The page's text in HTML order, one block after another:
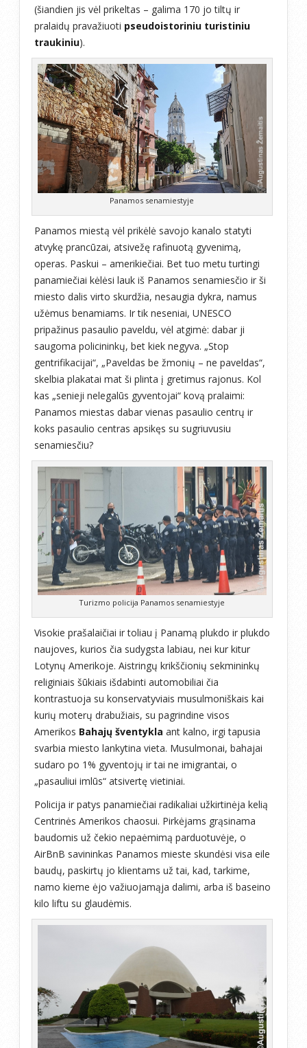
(šiandien jis vėl prikeltas – galima 170 jo tiltų ir
pralaidų pravažiuoti pseudoistoriniu turistiniu
traukiniu).
Panamos senamiestyje
Panamos miestą vėl prikėlė savojo kanalo statyti
atvykę prancūzai, atsivežę rafinuotą gyvenimą,
operas. Paskui – amerikiečiai. Bet tuo metu turtingi
panamiečiai kėlėsi lauk iš Panamos senamiesčio ir ši
miesto dalis virto skurdžia, nesaugia dykra, namus
užėmus benamiams. Ir tik neseniai, UNESCO
pripažinus pasaulio paveldu, vėl atgimė: dabar ji
saugoma policininkų, bet kiek negyva. „Stop
gentrifikacijai“, „Paveldas be žmonių – ne paveldas“,
skelbia plakatai mat ši plinta į gretimus rajonus. Kol
kas „senieji nelegalūs gyventojai“ kovą pralaimi:
Panamos miestas dabar vienas pasaulio centrų ir
koks pasaulio centras apsikęs su sugriuvusiu
senamiesčiu?
Turizmo policija Panamos senamiestyje
Visokie prašalaičiai ir toliau į Panamą plukdo ir plukdo
naujoves, kurios čia sudygsta labiau, nei kur kitur
Lotynų Amerikoje. Aistringų krikščionių sekmininkų
religiniais šūkiais išdabinti automobiliai čia
kontrastuoja su konservatyviais musulmoniškais kai
kurių moterų drabužiais, su pagrindine visos
Amerikos Bahajų šventykla ant kalno, irgi tapusia
svarbia miesto lankytina vieta. Musulmonai, bahajai
sudaro po 1% gyventojų ir tai ne imigrantai, o
„pasauliui imlūs“ atsivertę vietiniai.
Policija ir patys panamiečiai radikaliai užkirtinėja kelią
Centrinės Amerikos chaosui. Pirkėjams grąsinama
baudomis už čekio nepaėmimą parduotuvėje, o
AirBnB savininkas Panamos mieste skundėsi visa eile
baudų, paskirtų jo klientams už tai, kad, tarkime,
namo kieme ėjo važiuojamąja dalimi, arba iš baseino
kilo liftu su glaudėmis.